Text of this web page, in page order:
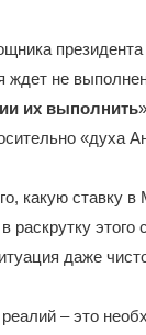
ждет не
их выполнить
«духа
какую ставку
раскрутку
даже
– это